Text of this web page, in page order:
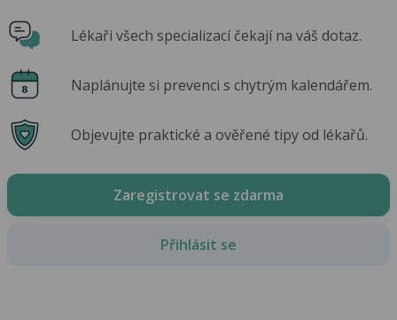
Lékaři všech specializací čekají na váš dotaz.
Naplánujte si prevenci s chytrým kalendářem.
Objevujte praktické a ověřené tipy od lékařů.
Zaregistrovat se zdarma
Přihlásit se